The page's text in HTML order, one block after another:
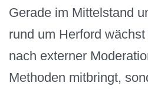
Gerade im Mittelstand
rund um Herford
nach externer
Methoden mitbringt,